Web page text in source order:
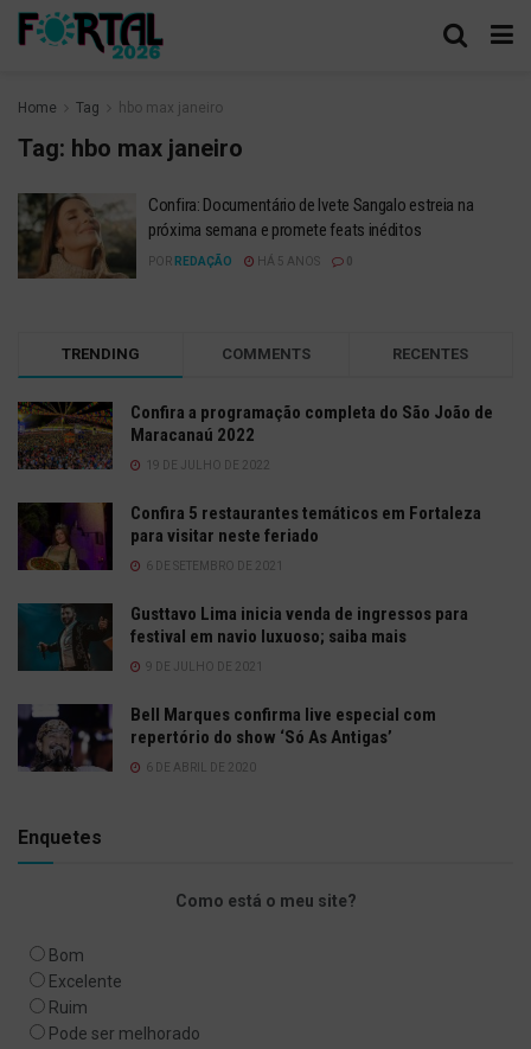
Home Tag hbo max janeiro
Tag: hbo max janeiro
Confira: Documentário de Ivete Sangalo estreia na
próxima semana e promete feats inéditos
POR REDAÇÃO HÁ 5 ANOS
TRENDING COMMENTS RECENTES
Confira a programação completa do São João de
Maracanaú 2022
19 DE JULHO DE 2022
Confira 5 restaurantes temáticos em Fortaleza
para visitar neste feriado
6 DE SETEMBRO DE 2021
Gusttavo Lima inicia venda de ingressos para
festival em navio luxuoso; saiba mais
9 DE JULHO DE 2021
Bell Marques confirma live especial com
repertório do show ‘Só As Antigas’
6 DE ABRIL DE 2020
Enquetes
Como está o meu site?
Bom
Excelente
Ruim
Pode ser melhorado